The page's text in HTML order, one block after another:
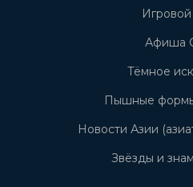
Афиша
Тёмное
Пышные
Новости Азии
Звёзды и